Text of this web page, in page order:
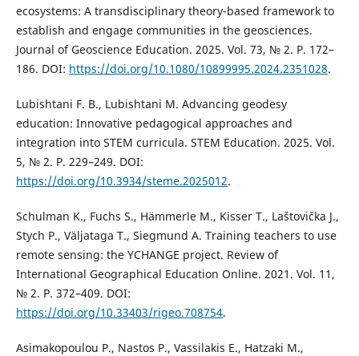
ecosystems: A transdisciplinary theory-based framework to
establish and engage communities in the geosciences.
Journal of Geoscience Education. 2025. Vol. 73, № 2. P. 172–
186. DOI: https://doi.org/10.1080/10899995.2024.2351028.
Lubishtani F. B., Lubishtani M. Advancing geodesy
education: Innovative pedagogical approaches and
integration into STEM curricula. STEM Education. 2025. Vol.
5, № 2. P. 229–249. DOI:
https://doi.org/10.3934/steme.2025012.
Schulman K., Fuchs S., Hämmerle M., Kisser T., Laštovička J.,
Stych P., Väljataga T., Siegmund A. Training teachers to use
remote sensing: the YCHANGE project. Review of
International Geographical Education Online. 2021. Vol. 11,
№ 2. P. 372–409. DOI:
https://doi.org/10.33403/rigeo.708754.
Asimakopoulou P., Nastos P., Vassilakis E., Hatzaki M.,